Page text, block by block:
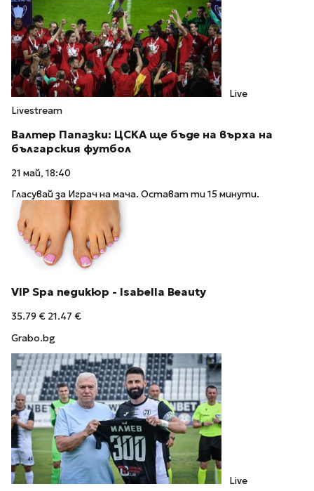
Live
Livestream
Валтер Папазки: ЦСКА ще бъде на върха на
българския футбол
21 май, 18:40
Гласувай за Играч на мача. Остават ти 15 минути.
VIP Spa педикюр - Isabella Beauty
35.79 € 21.47 €
Grabo.bg
Live